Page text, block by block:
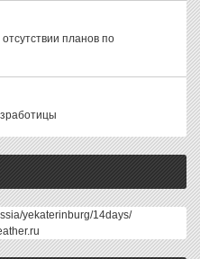
планов по
yekaterinburg/14days/